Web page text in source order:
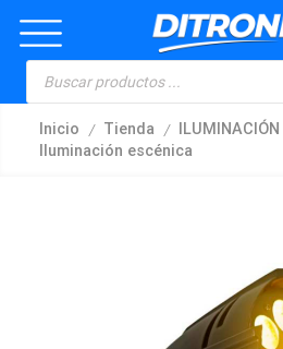
Inicio / Tienda /
Iluminación escénica